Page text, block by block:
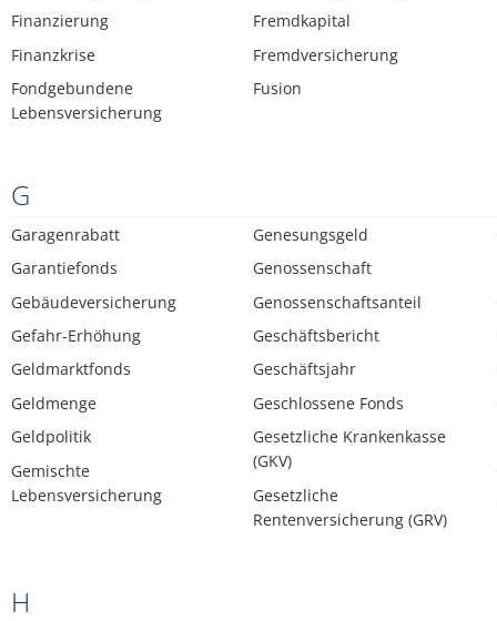
Finanzierung
Finanzkrise
Fondgebundene
Lebensversicherung
Fremdkapital
Fremdversicherung
Fusion
G
Garagenrabatt
Garantiefonds
Gebäudeversicherung
Gefahr-Erhöhung
Geldmarktfonds
Geldmenge
Geldpolitik
Gemischte
Lebensversicherung
Genesungsgeld
Genossenschaft
Genossenschaftsanteil
Geschäftsbericht
Geschäftsjahr
Geschlossene Fonds
Gesetzliche Krankenkasse
(GKV)
Gesetzliche
Rentenversicherung (GRV)
H